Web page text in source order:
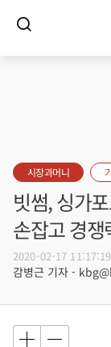
시장과머니
빗썸, 싱가
손잡고 경쟁
2020-02-17 11:17:19
감병근 기자 -